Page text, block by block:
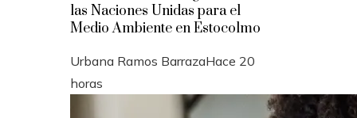
las Naciones Unidas para el
Medio Ambiente en Estocolmo
Urbana Ramos BarrazaHace 20
horas